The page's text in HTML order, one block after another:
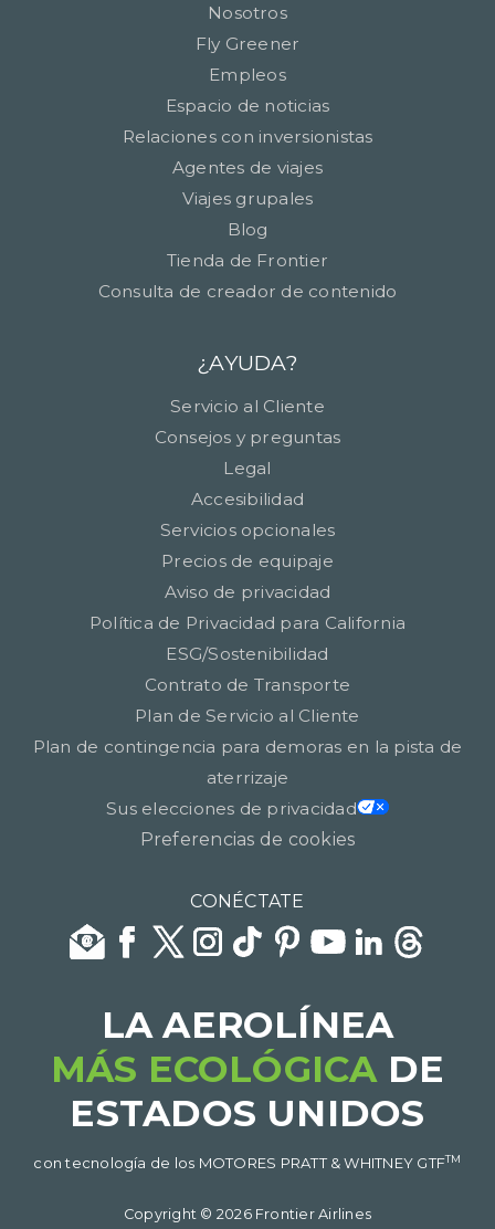
Nosotros
Fly Greener
Empleos
Espacio de noticias
Relaciones con inversionistas
Agentes de viajes
Viajes grupales
Blog
Tienda de Frontier
Consulta de creador de contenido
¿AYUDA?
Servicio al Cliente
Consejos y preguntas
Legal
Accesibilidad
Servicios opcionales
Precios de equipaje
Aviso de privacidad
Política de Privacidad para California
ESG/Sostenibilidad
Contrato de Transporte
Plan de Servicio al Cliente
Plan de contingencia para demoras en la pista de
aterrizaje
Sus elecciones de privacidad
Preferencias de cookies
CONÉCTATE
LA AEROLÍNEA
MÁS ECOLÓGICADE
ESTADOS UNIDOS​​​​​​​
con tecnología de los MOTORES PRATT & WHITNEY GTFTM
Copyright © 2026 Frontier Airlines